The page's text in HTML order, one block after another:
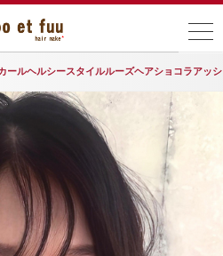
ールヘルシースタイルルーズヘアショコラアッ